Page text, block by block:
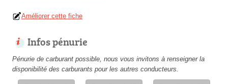
Améliorer cette fiche
Infos pénurie
Pénurie de carburant possible, nous vous invitons à renseigner la
disponibilité des carburants pour les autres conducteurs.